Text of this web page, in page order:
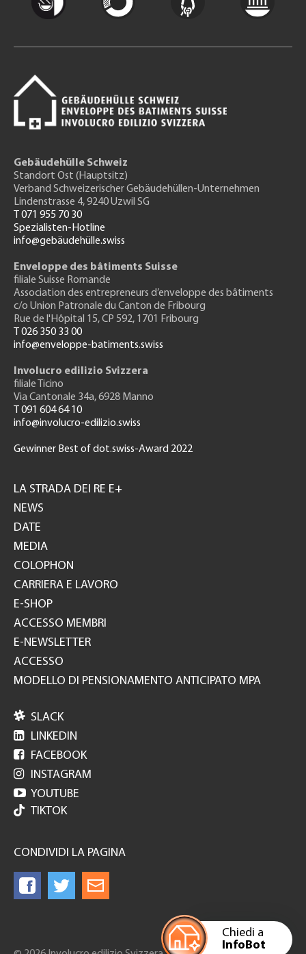
Chiedi a
InfoBot
Gebäudehülle Schweiz
Standort Ost (Hauptsitz)
Verband Schweizerischer Gebäudehüllen-Unternehmen
Lindenstrasse 4, 9240 Uzwil SG
T 071 955 70 30
Spezialisten-Hotline
info@gebäudehülle.swiss
Enveloppe des bâtiments Suisse
filiale Suisse Romande
Association des entrepreneurs d’enveloppe des bâtiments
c/o Union Patronale du Canton de Fribourg
Rue de l'Hôpital 15, CP 592, 1701 Fribourg
T 026 350 33 00
info@enveloppe-batiments.swiss
Involucro edilizio Svizzera
filiale Ticino
Via Cantonale 34a, 6928 Manno
T 091 604 64 10
info@involucro-edilizio.swiss
Gewinner Best of dot.swiss-Award 2022
GH
LA STRADA DEI RE E+
NEWS
DATE
MEDIA
COLOPHON
CARRIERA E LAVORO
E-SHOP
ACCESSO MEMBRI
E-NEWSLETTER
ACCESSO
MODELLO DI PENSIONAMENTO ANTICIPATO MPA
 SLACK
 LINKEDIN
 FACEBOOK
 INSTAGRAM
 YOUTUBE
TIKTOK
CONDIVIDI LA PAGINA